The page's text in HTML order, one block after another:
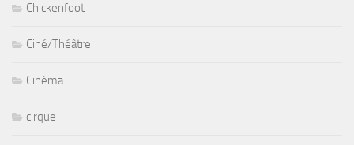
Chickenfoot
Ciné/Théâtre
Cinéma
cirque